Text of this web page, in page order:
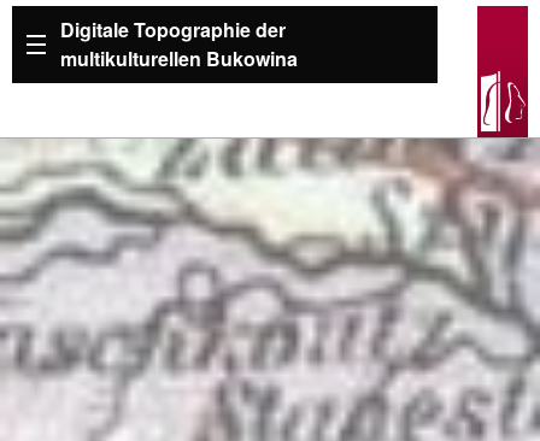
Digitale Topographie der
multikulturellen Bukowina